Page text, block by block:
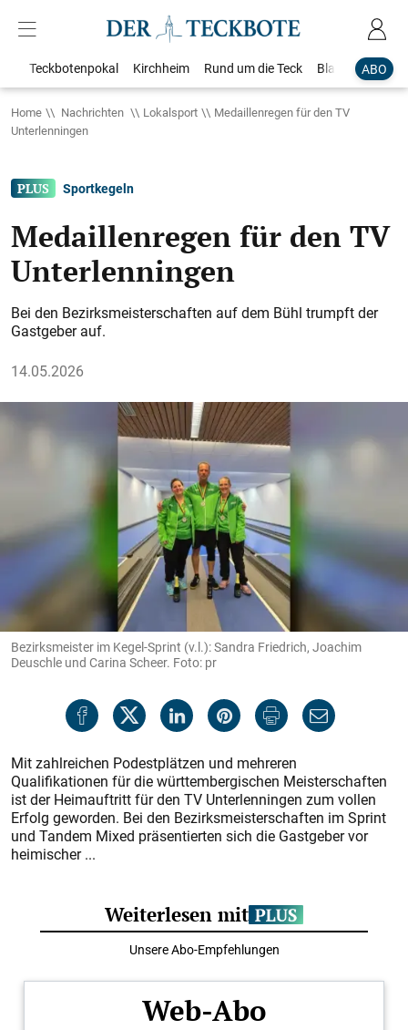
ABO
Teckbotenpokal Kirchheim Rund um die Teck Blaulicht
Home Nachrichten Lokalsport
Medaillenregen für den TV
Unterlenningen
Sportkegeln
Medaillenregen für den TV
Unterlenningen
Bei den Bezirksmeisterschaften auf dem Bühl trumpft der
Gastgeber auf.
14.05.2026
Bezirksmeister im Kegel-Sprint (v.l.): Sandra Friedrich, Joachim
Deuschle und Carina Scheer. Foto: pr
Mit zahlreichen Podestplätzen und mehreren
Qualifikationen für die württembergischen Meisterschaften
ist der Heimauftritt für den TV Unterlenningen zum vollen
Erfolg geworden. Bei den Bezirksmeisterschaften im Sprint
und Tandem Mixed präsentierten sich die Gastgeber vor
heimischer ...